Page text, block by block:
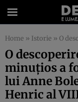
Home » Istorie » O
O
minuțios a
lui Anne
Henric al